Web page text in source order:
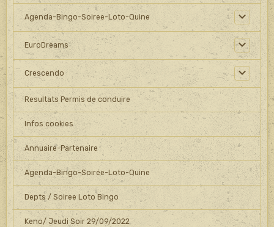
Agenda-Bingo-Soiree-Loto-Quine
EuroDreams
Crescendo
Resultats Permis de conduire
Infos cookies
Annuaire-Partenaire
Agenda-Bingo-Soirée-Loto-Quine
Depts / Soiree Loto Bingo
Keno/ Jeudi Soir 29/09/2022